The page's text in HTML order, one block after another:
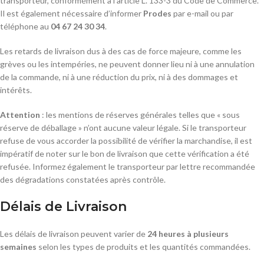
Il est également nécessaire d’informer Prodes par e-mail ou par
téléphone au 04 67 24 30 34.
Les retards de livraison dus à des cas de force majeure, comme les
grèves ou les intempéries, ne peuvent donner lieu ni à une annulation
de la commande, ni à une réduction du prix, ni à des dommages et
intérêts.
Attention : les mentions de réserves générales telles que « sous
réserve de déballage » n’ont aucune valeur légale. Si le transporteur
refuse de vous accorder la possibilité de vérifier la marchandise, il est
impératif de noter sur le bon de livraison que cette vérification a été
refusée. Informez également le transporteur par lettre recommandée
des dégradations constatées après contrôle.
Délais de Livraison
Les délais de livraison peuvent varier de 24 heures à plusieurs
semaines selon les types de produits et les quantités commandées.